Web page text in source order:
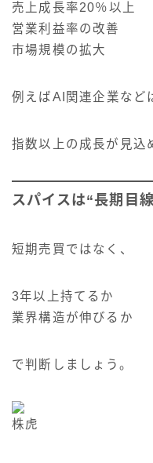
売上成長率20％以上
営業利益率の改善
市場規模の拡大
例えばAI関連企業など
指数以上の成長が見込
スパイスは“長期目
短期売買ではなく、
3年以上持てるか
業界構造が伸びるか
で判断しましょう。
株虎